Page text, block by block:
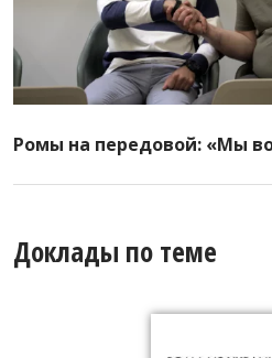
Ромы на передовой: «Мы
Доклады по теме